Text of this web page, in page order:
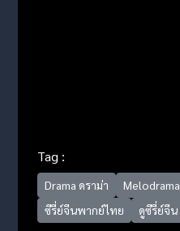
Tag :
Drama ดราม่า Melodrama
ซีรี่ย์จีนพากย์ไทย
ดูซีรี่ย์จีน